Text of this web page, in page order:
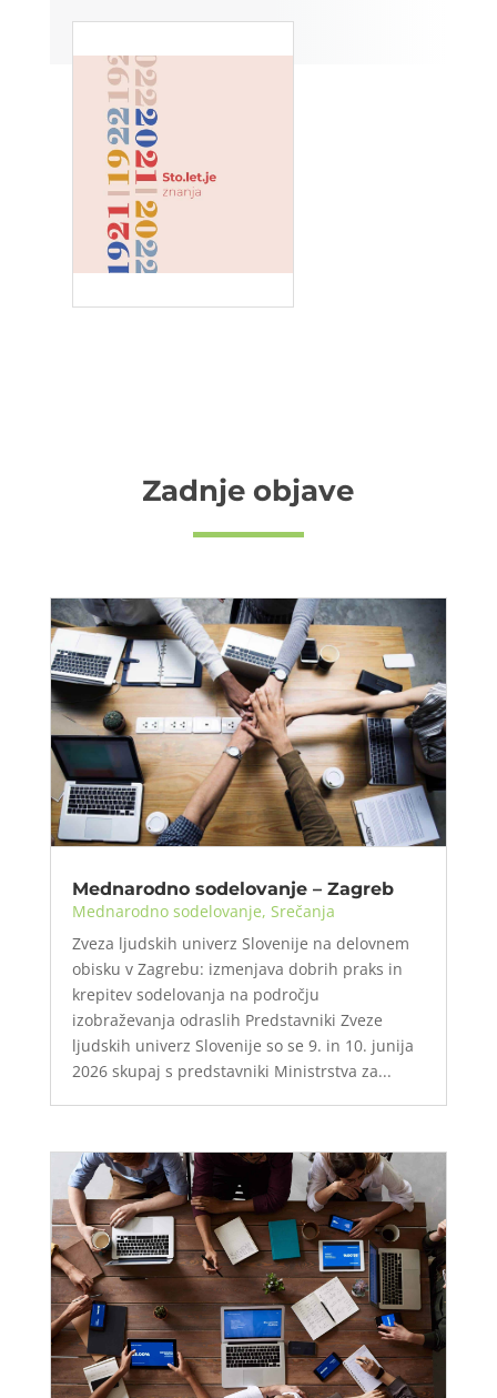
Zadnje objave
Mednarodno sodelovanje – Zagreb
Mednarodno sodelovanje, Srečanja
Zveza ljudskih univerz Slovenije na delovnem
obisku v Zagrebu: izmenjava dobrih praks in
krepitev sodelovanja na področju
izobraževanja odraslih Predstavniki Zveze
ljudskih univerz Slovenije so se 9. in 10. junija
2026 skupaj s predstavniki Ministrstva za...